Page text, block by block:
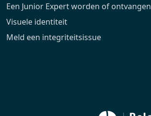
Een Junior Expert worden of ontvangen
Visuele identiteit
Meld een integriteitsissue